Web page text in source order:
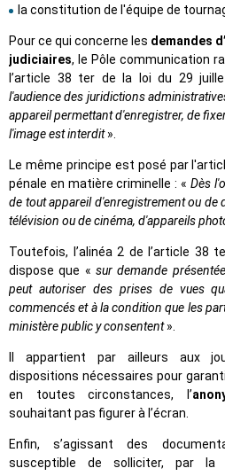
la constitution de l'équipe de
Pour ce qui concerne les demandes
judiciaires, le Pôle communication
l’article 38 ter de la loi du 29
l'audience des juridictions
appareil permettant d'enregistrer, de
l'image est interdit».
Le même principe est posé par
pénale en matière criminelle : « Dès
de tout appareil d'enregistrement ou de
télévision ou de cinéma, d'appareils
Toutefois, l’alinéa 2 de l’article 38
dispose que « sur demande
peut autoriser des prises de vues
commencés et à la condition que les
ministère public y consentent».
Il appartient par ailleurs aux
dispositions nécessaires pour
en toutes circonstances, l’
souhaitant pas figurer à l’écran.
Enfin, s’agissant des
susceptible de solliciter, par la